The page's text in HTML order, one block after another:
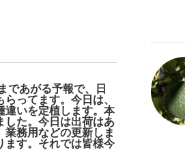
あがる予報で、日
ってます。今日は、
違いを定植します。本
した。今日は出荷はあ
業務用などの更新しま
ます。それでは皆様今